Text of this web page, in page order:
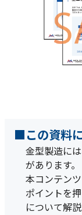
■この資料
金型製造に
があります。
本コンテン
ポイントを
について解